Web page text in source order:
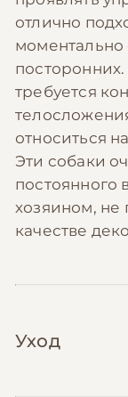
отлично
требуется
относиться
Эти собаки
постоянного
хозяином, не
качестве
Уход